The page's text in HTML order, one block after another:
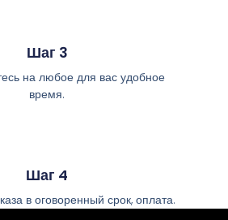
Шаг 3
на любое для вас удобное
время.
Шаг 4
в оговоренный срок, оплата.